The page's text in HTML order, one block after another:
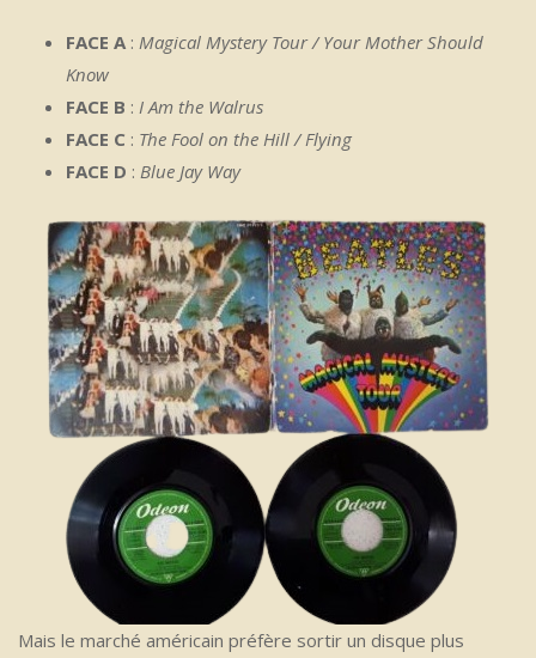
FACE A : Magical Mystery Tour / Your Mother Should
Know
FACE B : I Am the Walrus
FACE C : The Fool on the Hill / Flying
FACE D : Blue Jay Way
Mais le marché américain préfère sortir un disque plus